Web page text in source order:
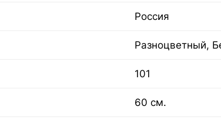
Россия
Разноцветный,
101
60 см.